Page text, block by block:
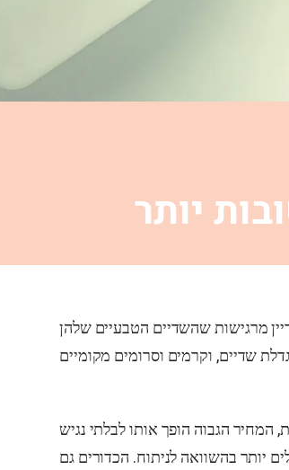
יותר
מרגישות שהשדיים הטבעיים שלהן
הגבוה הופך אותו לבלתי נגיש
יותר בהשוואה לניתוח. הכדורים גם